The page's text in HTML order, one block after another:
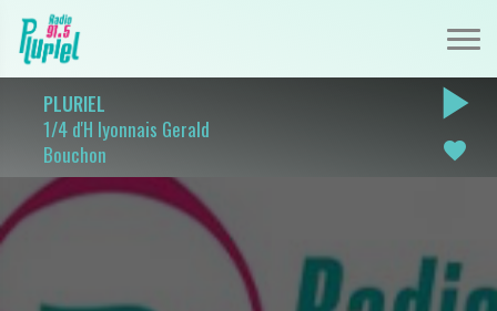
PLURIEL
1/4 d'H lyonnais Gerald
Bouchon
play_arrow
favorite